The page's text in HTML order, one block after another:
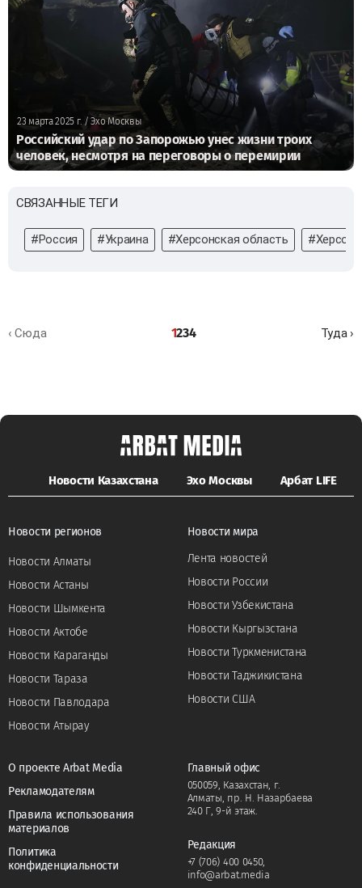
23 марта 2025 г. / Эхо Москвы
Российский удар по Запорожью унес жизни троих
человек, несмотря на переговоры о перемирии
СВЯЗАННЫЕ ТЕГИ
#Россия #Украина #Херсонская область #Херсон
‹ Сюда 1234 Туда ›
Новости Казахстана Эхо Москвы Арбат LIFE
Новости регионов
Новости Алматы
Новости Астаны
Новости Шымкента
Новости Актобе
Новости Караганды
Новости Тараза
Новости Павлодара
Новости Атырау
Новости мира
Лента новостей
Новости России
Новости Узбекистана
Новости Кыргызстана
Новости Туркменистана
Новости Таджикистана
Новости США
О проекте Arbat Media
Рекламодателям
Правила использования
материалов
Политика
конфиденциальности
Главный офис
050059, Казахстан, г.
Алматы, пр. Н. Назарбаева
240 Г, 9-й этаж.
Редакция
+7 (706) 400 0450,
info@arbat.media